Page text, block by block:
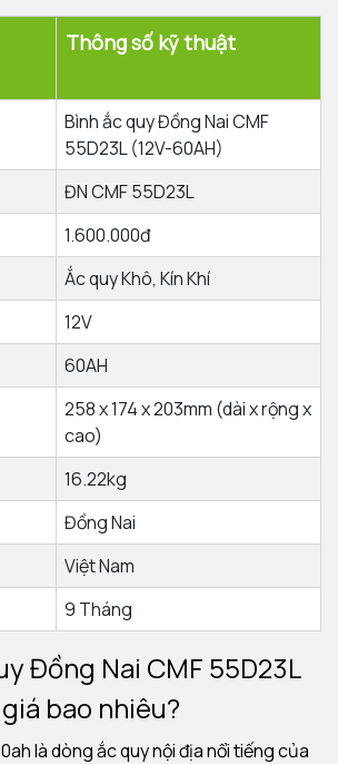
Thông số kỹ thuật
Bình ắc quy Đồng Nai CMF
55D23L (12V-60AH)
ĐN CMF 55D23L
1.600.000đ
Ắc quy Khô, Kín Khí
12V
60AH
258 x 174 x 203mm (dài x rộng x
cao)
16.22kg
Đồng Nai
Việt Nam
9 Tháng
Đồng Nai CMF 55D23L
bao nhiêu?
là dòng ắc quy nội địa nổi tiếng của